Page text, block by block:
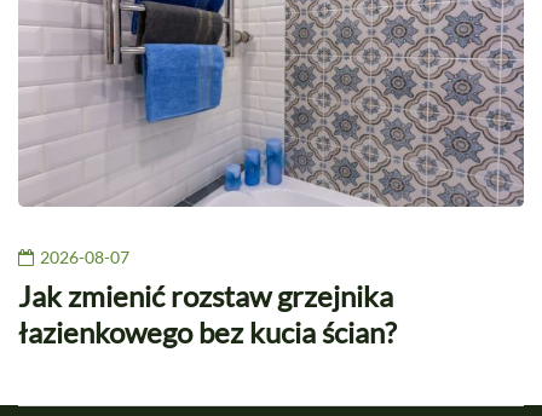
2026-08-07
Jak zmienić rozstaw grzejnika
łazienkowego bez kucia ścian?